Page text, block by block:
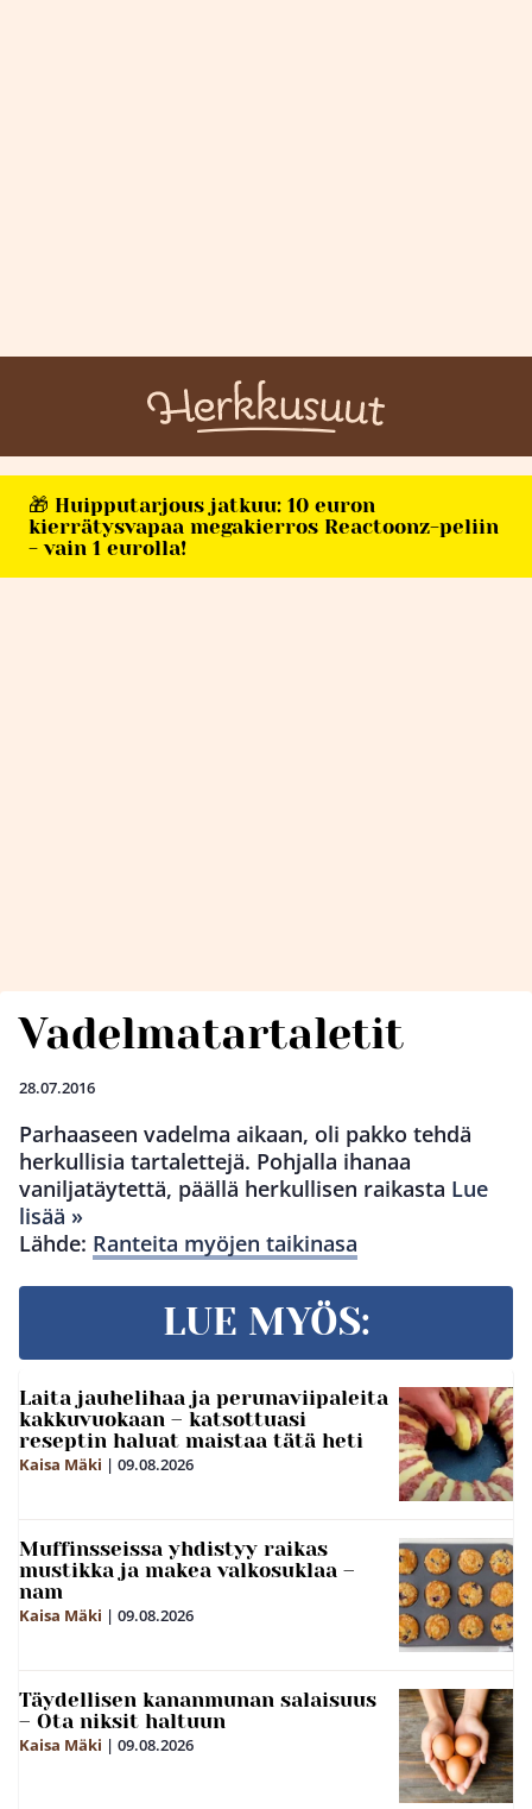
🎁 Huipputarjous jatkuu: 10 euron
kierrätysvapaa megakierros Reactoonz-peliin
- vain 1 eurolla!
Vadelmatartaletit
28.07.2016
Parhaaseen vadelma aikaan, oli pakko tehdä
herkullisia tartalettejä. Pohjalla ihanaa
vaniljatäytettä, päällä herkullisen raikasta Lue
lisää »
Lähde: Ranteita myöjen taikinasa
LUE MYÖS:
Laita jauhelihaa ja perunaviipaleita
kakkuvuokaan – katsottuasi
reseptin haluat maistaa tätä heti
Kaisa Mäki | 09.08.2026
Muffinsseissa yhdistyy raikas
mustikka ja makea valkosuklaa –
nam
Kaisa Mäki | 09.08.2026
Täydellisen kananmunan salaisuus
– Ota niksit haltuun
Kaisa Mäki | 09.08.2026